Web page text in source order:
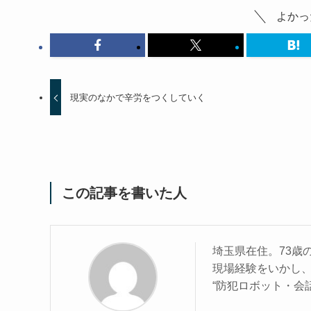
よか
現実のなかで辛労をつくしていく
この記事を書いた人
埼玉県在住。73歳
現場経験をいかし
“防犯ロボット・会